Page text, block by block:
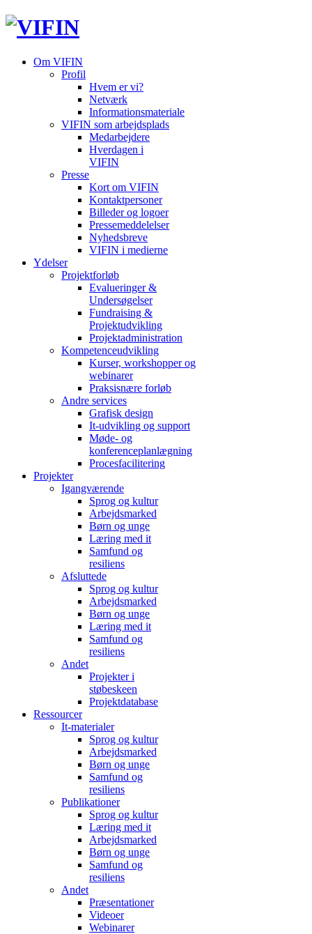
Om VIFIN
Profil
Hvem er vi?
Netværk
Informationsmateriale
VIFIN som arbejdsplads
Medarbejdere
Hverdagen i
VIFIN
Presse
Kort om VIFIN
Kontaktpersoner
Billeder og logoer
Pressemeddelelser
Nyhedsbreve
VIFIN i medierne
Ydelser
Projektforløb
Evalueringer &
Undersøgelser
Fundraising &
Projektudvikling
Projektadministration
Kompetenceudvikling
Kurser, workshopper og
webinarer
Praksisnære forløb
Andre services
Grafisk design
It-udvikling og support
Møde- og
konferenceplanlægning
Procesfacilitering
Projekter
Igangværende
Sprog og kultur
Arbejdsmarked
Børn og unge
Læring med it
Samfund og
resiliens
Afsluttede
Sprog og kultur
Arbejdsmarked
Børn og unge
Læring med it
Samfund og
resiliens
Andet
Projekter i
støbeskeen
Projektdatabase
Ressourcer
It-materialer
Sprog og kultur
Arbejdsmarked
Børn og unge
Samfund og
resiliens
Publikationer
Sprog og kultur
Læring med it
Arbejdsmarked
Børn og unge
Samfund og
resiliens
Andet
Præsentationer
Videoer
Webinarer